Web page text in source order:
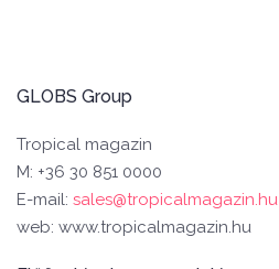
GLOBS Group
Tropical magazin
M: +36 30 851 0000
E-mail: sales@tropicalmagazin.hu
web: www.tropicalmagazin.hu